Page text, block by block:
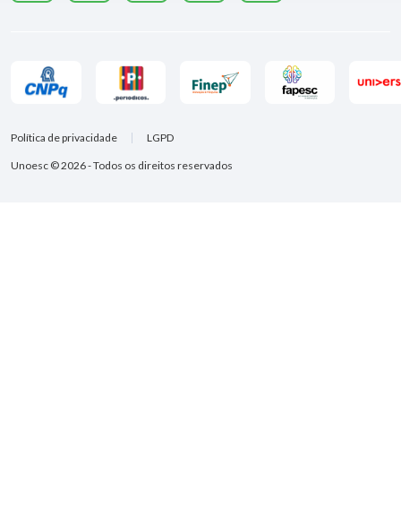
Unoesc © 2026 - Todos os direitos reservados
Política de privacidade LGPD